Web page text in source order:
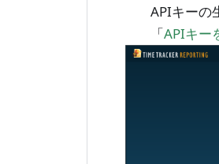
APIキーの
「APIキー